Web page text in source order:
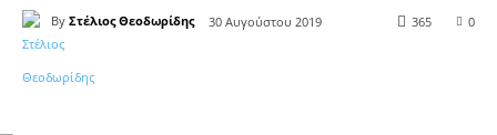
By Στέλιος Θεοδωρίδης 30 Αυγούστου 2019 0
365